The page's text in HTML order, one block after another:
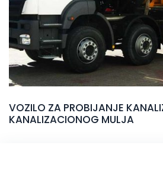
VOZILO ZA PROBIJANJE
KANALIZACIONOG MULJA